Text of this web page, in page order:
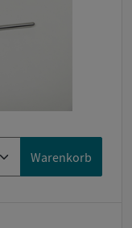
Warenkorb